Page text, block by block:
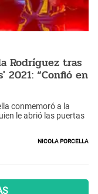
Rodríguez tras
2021: “Confió en
conmemoró a la
le abrió las puertas
Nicola Porcella